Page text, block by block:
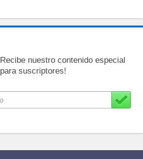
Recibe nuestro contenido especial
para suscriptores!